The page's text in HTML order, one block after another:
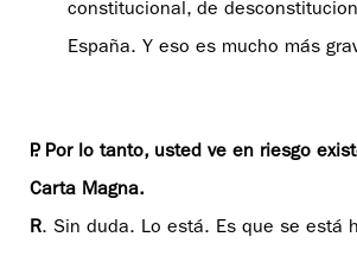
constitucional, de
España. Y eso es mucho más
P. Por lo tanto, usted ve en riesgo
Carta Magna.
R. Sin duda. Lo está. Es que se está